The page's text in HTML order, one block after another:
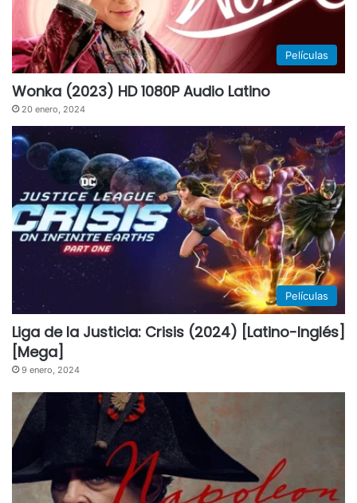
Películas
Wonka (2023) HD 1080P Audio Latino
20 enero, 2024
Películas
Liga de la Justicia: Crisis (2024) [Latino-Inglés]
[Mega]
9 enero, 2024